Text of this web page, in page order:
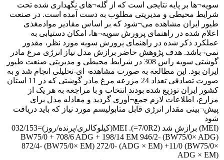
سویه¬ها بر پایه نتایجی است که از گله¬های نگهداری شده تحت
شرایط محیطی و مدیریتی مطلوب به دست آمده است. در صنعت
طیور ایران مشاهده می¬شود که بر اساس مقادیر موادمغذی
اعلام شده در راهنمای پرورش سویه¬ها، امکان دستیابی به
عملکرد ذکر شده در راهنمای پرورش سویه مورد نظر، مقدور
نمی¬باشد. هدف پژوهش حاضر برازش مدل نیاز انرژی مرغ مادر
گوشتی سویه راس 308 در شرایط محیطی و مدیریتی صنعت طیور
ایران بود. این مطالعه به صورت مشاهده¬ای-تحلیلی انجام شد و به
صورت تصادفی تعداد 24 مزرعه مرغ مادر گوشتی که در 11 استان
کشور ایران توزیع شده بودند انتخاب و با مراجعه به هر یک از
مزارع، اطلاعات لازم جمع¬آوری گردید و معادله مدل برای
پیش¬بینی مقدار انرژی قابل متابولیسم مورد نیاز که باید دریافت
شود
(MEI) برازش شد (7/0R2=). MEI(کیلوکالری/پرنده/روز)=032/153
BW75/0 + 708/6 ADG + 198/14 EM 946/2- (BW75/0× ADG)
872/4- (BW75/0× EM) 272/0- (ADG × EM) +11/0 (BW75/0×
ADG × EM)